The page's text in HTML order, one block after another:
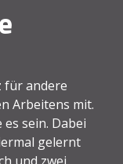
für andere
Arbeitens mit.
sein. Dabei
gelernt